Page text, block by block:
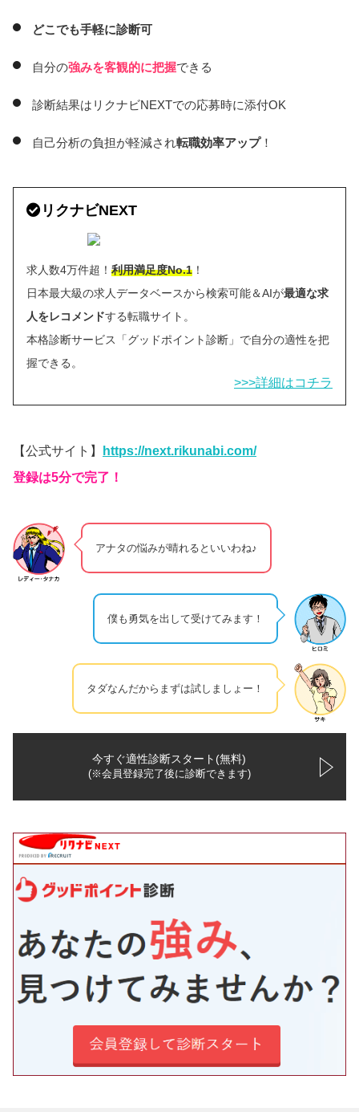
どこでも手軽に診断可
自分の強みを客観的に把握できる
診断結果はリクナビNEXTでの応募時に添付OK
自己分析の負担が軽減され転職効率アップ！
リクナビNEXT
求人数4万件超！ 利用満足度No.1 ！
日本最大級の求人データベースから検索可能＆AIが最適な求
人をレコメンドする転職サイト。
本格診断サービス「グッドポイント診断」で自分の適性を把
握できる。
>>>詳細はコチラ
【公式サイト】
https://next.rikunabi.com/
登録は5分で完了！
アナタの悩みが晴れるといいわね♪
僕も勇気を出して受けてみます！
タダなんだからまずは試しましょー！
今すぐ適性診断スタート(無料)
(※会員登録完了後に診断できます)